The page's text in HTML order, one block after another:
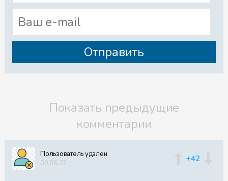
Показать предыдущие
комментарии
Пользователь удален
09.06.22
+42